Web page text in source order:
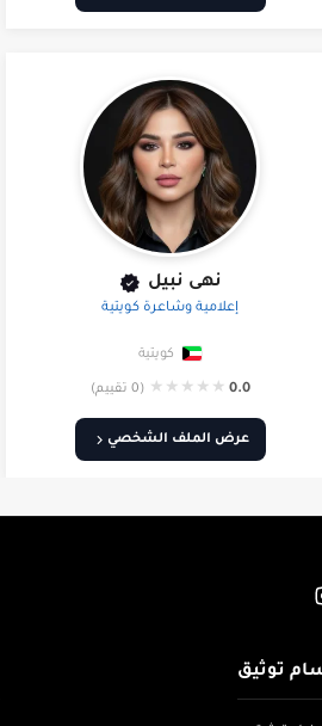
نهى نبيل
إعلامية وشاعرة كويتية
كويتية
0.0
★
★
★
★
★ (0 تقييم)
عرض الملف الشخصي
توثيق